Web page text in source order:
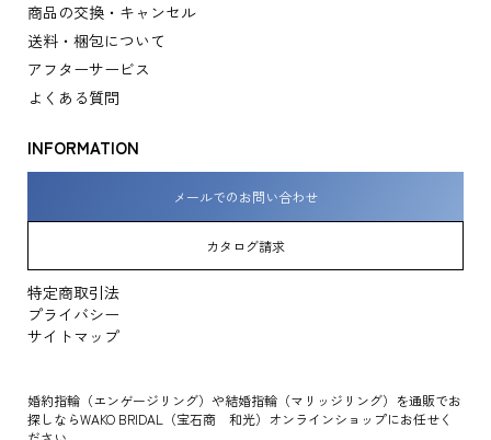
商品の交換・キャンセル
送料・梱包について
アフターサービス
よくある質問
INFORMATION
メールでのお問い合わせ
カタログ請求
特定商取引法
プライバシー
サイトマップ
婚約指輪（エンゲージリング）や結婚指輪（マリッジリング）を通販でお
探しならWAKO BRIDAL（宝石商 和光）オンラインショップにお任せく